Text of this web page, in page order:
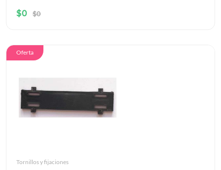
$0 $0
Oferta
Tornillos y fijaciones